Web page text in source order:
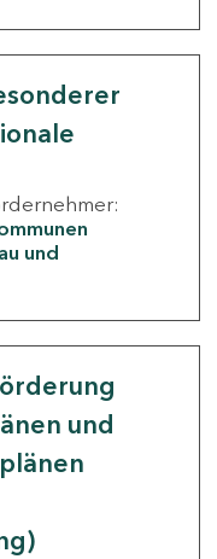
und
und